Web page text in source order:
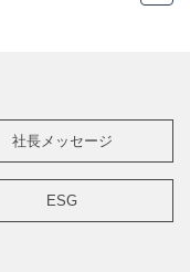
社長メッセージ
ESG